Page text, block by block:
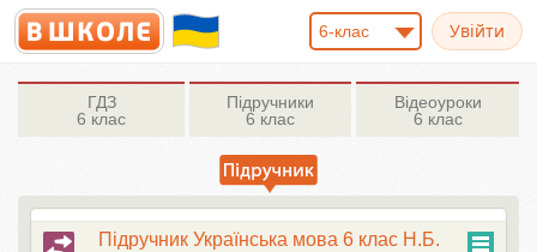
6-клас
ГДЗ
6 клас
Підручники
6 клас
Відеоуроки
6 клас
Підручник Українська мова 6 клас Н.Б.